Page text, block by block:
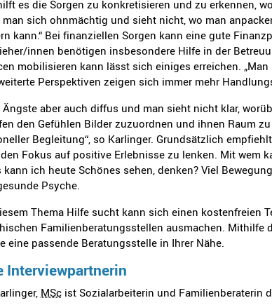
es die Sorgen zu konkretisieren und zu erkennen,
man sich ohnmächtig und sieht nicht, wo man
kann.“ Bei finanziellen Sorgen kann eine gute
innen benötigen insbesondere Hilfe in der
mobilisieren kann lässt sich einiges erreichen.
Perspektiven zeigen sich immer mehr
Ängste aber auch diffus und man sieht nicht klar,
den Gefühlen Bilder zuzuordnen und ihnen Raum
Begleitung“, so Karlinger. Grundsätzlich
Fokus auf positive Erlebnisse zu lenken. Mit wem
kann ich heute Schönes sehen, denken? Viel
Psyche.
Thema Hilfe sucht kann sich einen kostenfreien
Familienberatungsstellen ausmachen. Mithilfe
eine passende Beratungsstelle in Ihrer Nähe.
Interviewpartnerin
MSc ist Sozialarbeiterin und Familienberaterin